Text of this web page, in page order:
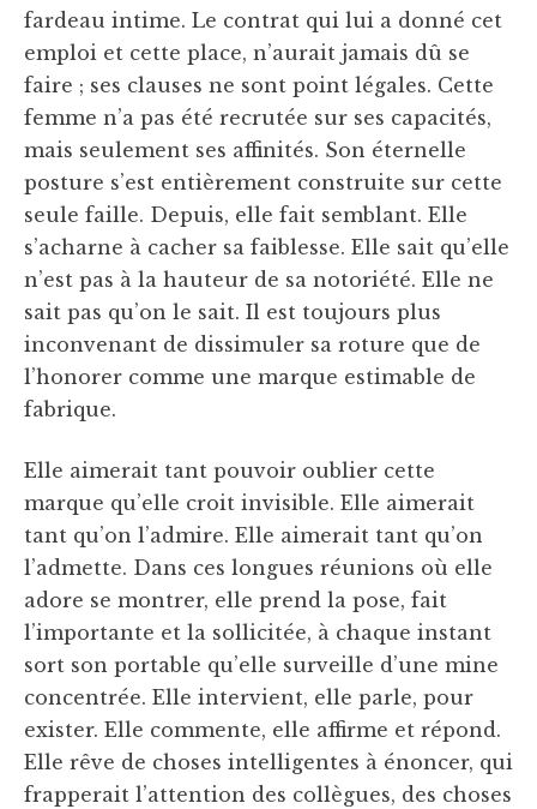
fardeau intime. Le contrat qui lui a donné cet
emploi et cette place, n’aurait jamais dû se
faire ; ses clauses ne sont point légales. Cette
femme n’a pas été recrutée sur ses capacités,
mais seulement ses affinités. Son éternelle
posture s’est entièrement construite sur cette
seule faille. Depuis, elle fait semblant. Elle
s’acharne à cacher sa faiblesse. Elle sait qu’elle
n’est pas à la hauteur de sa notoriété. Elle ne
sait pas qu’on le sait. Il est toujours plus
inconvenant de dissimuler sa roture que de
l’honorer comme une marque estimable de
fabrique.
Elle aimerait tant pouvoir oublier cette
marque qu’elle croit invisible. Elle aimerait
tant qu’on l’admire. Elle aimerait tant qu’on
l’admette. Dans ces longues réunions où elle
adore se montrer, elle prend la pose, fait
l’importante et la sollicitée, à chaque instant
sort son portable qu’elle surveille d’une mine
concentrée. Elle intervient, elle parle, pour
exister. Elle commente, elle affirme et répond.
Elle rêve de choses intelligentes à énoncer, qui
frapperait l’attention des collègues, des choses